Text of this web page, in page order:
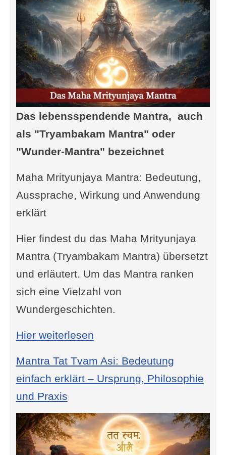
Das lebensspendende Mantra, auch
als "Tryambakam Mantra" oder
"Wunder-Mantra" bezeichnet
Maha Mrityunjaya Mantra: Bedeutung,
Aussprache, Wirkung und Anwendung
erklärt
Hier findest du das Maha Mrityunjaya
Mantra (Tryambakam Mantra) übersetzt
und erläutert. Um das Mantra ranken
sich eine Vielzahl von
Wundergeschichten.
Hier weiterlesen: Maha Mrityunjaya
Mantra Tat Tvam Asi: Bedeutung
einfach erklärt – Ursprung, Philosophie
und Praxis